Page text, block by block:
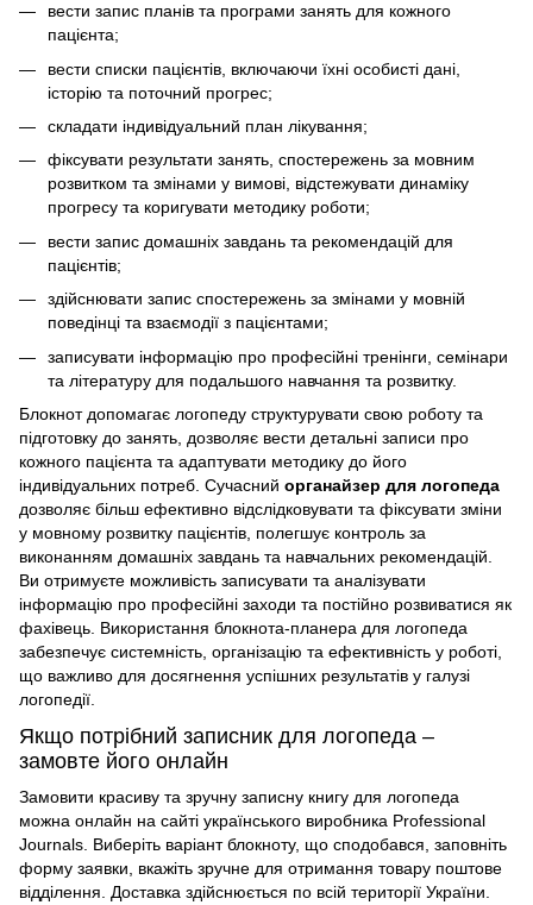
вести запис планів та програми занять для кожного
пацієнта;
вести списки пацієнтів, включаючи їхні особисті дані,
історію та поточний прогрес;
складати індивідуальний план лікування;
фіксувати результати занять, спостережень за мовним
розвитком та змінами у вимові, відстежувати динаміку
прогресу та коригувати методику роботи;
вести запис домашніх завдань та рекомендацій для
пацієнтів;
здійснювати запис спостережень за змінами у мовній
поведінці та взаємодії з пацієнтами;
записувати інформацію про професійні тренінги, семінари
та літературу для подальшого навчання та розвитку.
Блокнот допомагає логопеду структурувати свою роботу та
підготовку до занять, дозволяє вести детальні записи про
кожного пацієнта та адаптувати методику до його
індивідуальних потреб. Сучасний органайзер для логопеда
дозволяє більш ефективно відслідковувати та фіксувати зміни
у мовному розвитку пацієнтів, полегшує контроль за
виконанням домашніх завдань та навчальних рекомендацій.
Ви отримуєте можливість записувати та аналізувати
інформацію про професійні заходи та постійно розвиватися як
фахівець. Використання блокнота-планера для логопеда
забезпечує системність, організацію та ефективність у роботі,
що важливо для досягнення успішних результатів у галузі
логопедії.
Якщо потрібний записник для логопеда –
замовте його онлайн
Замовити красиву та зручну записну книгу для логопеда
можна онлайн на сайті українського виробника Professional
Journals. Виберіть варіант блокноту, що сподобався, заповніть
форму заявки, вкажіть зручне для отримання товару поштове
відділення. Доставка здійснюється по всій території України.